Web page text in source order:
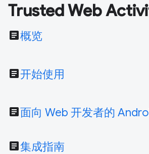
Trusted Web
article概览
article开始使用
article面向 Web 开发者的
article集成指南